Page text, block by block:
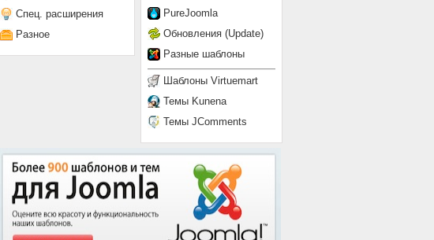
PureJoomla
Обновления (Update)
Разные шаблоны
Шаблоны Virtuemart
Темы Kunena
Темы JComments
Спец. расширения
Разное